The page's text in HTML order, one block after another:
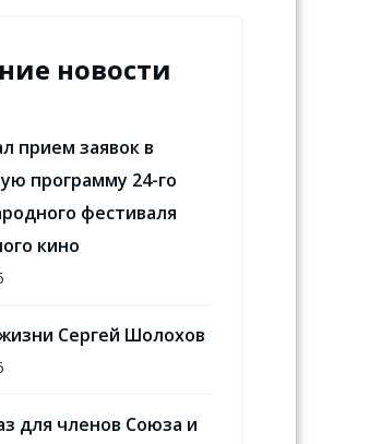
новости
прием заявок в
программу 24-го
фестиваля
кино
Сергей Шолохов
для членов Союза и